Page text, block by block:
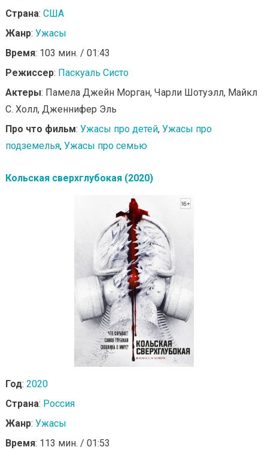
Страна: США
Жанр: Ужасы
Время: 103 мин. / 01:43
Режиссер: Паскуаль Систо
Актеры: Памела Джейн Морган, Чарли Шотуэлл, Майкл
С. Холл, Дженнифер Эль
Про что фильм: Ужасы про детей, Ужасы про
подземелья, Ужасы про семью
Кольская сверхглубокая (2020)
Год: 2020
Страна: Россия
Жанр: Ужасы
Время: 113 мин. / 01:53